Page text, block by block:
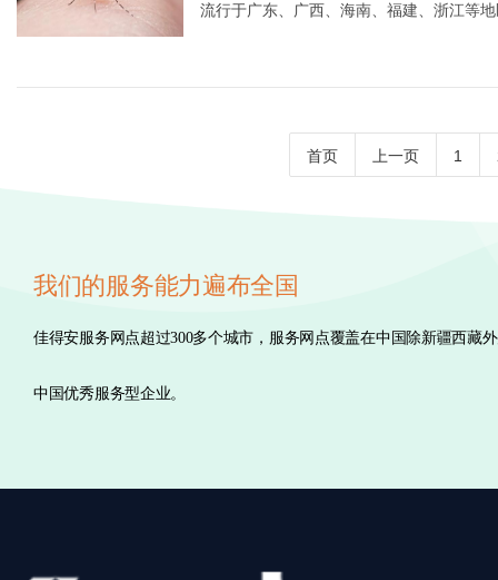
流行于广东、广西、海南、福建、浙江等
首页 上一页 1
我们的服务能力遍布全国
佳得安服务网点超过300多个城市，服务网点覆盖在中国除新疆西藏
中国优秀服务型企业。